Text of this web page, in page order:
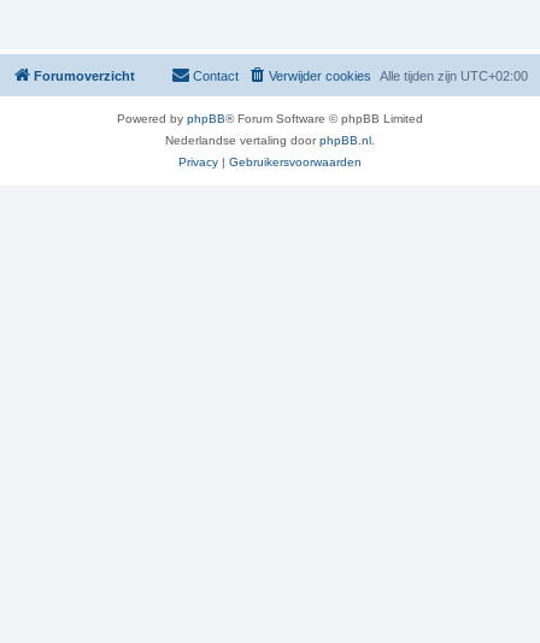
Forumoverzicht Alle tijden zijn UTC+02:00
Verwijder cookies
Contact
Powered by phpBB® Forum Software © phpBB Limited
Nederlandse vertaling doorphpBB.nl
Privacy | Gebruikersvoorwaarden